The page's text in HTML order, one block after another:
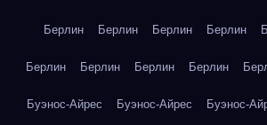
Берлин Берлин Берлин Берлин
Берлин Берлин Берлин Берлин
Буэнос-Айрес Буэнос-Айрес Буэнос-